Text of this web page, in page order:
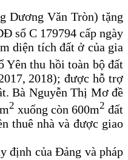
Dương Văn Tròn) tặng
số C 179794 cấp ngày
diện tích đất ở của gia
Yên thu hồi toàn bộ đất
2018); được hỗ trợ
Bà Nguyễn Thị Mơ đề
2 xuống còn 600m2 đất
thuê nhà và được giao
định của Đảng và pháp